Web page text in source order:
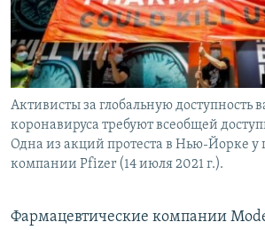
Активисты за глобальную доступность
коронавируса требуют всеобщей
Одна из акций протеста в Нью-Йорке
компании Pfizer (14 июля 2021 г.).
Фармацевтические компании